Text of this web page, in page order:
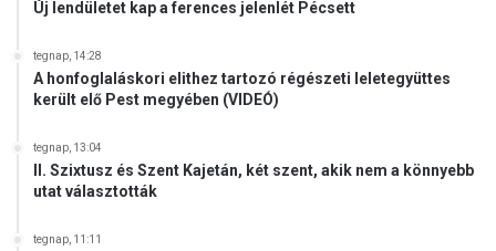
Új lendületet kap a ferences jelenlét Pécsett
tegnap, 14:28
A honfoglaláskori elithez tartozó régészeti leletegyüttes
került elő Pest megyében (VIDEÓ)
tegnap, 13:04
II. Szixtusz és Szent Kajetán, két szent, akik nem a könnyebb
utat választották
tegnap, 11:11